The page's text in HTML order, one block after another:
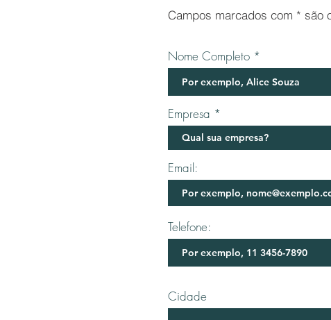
Campos marcados com * são
Nome Completo
Empresa
Email:
Telefone:
Cidade